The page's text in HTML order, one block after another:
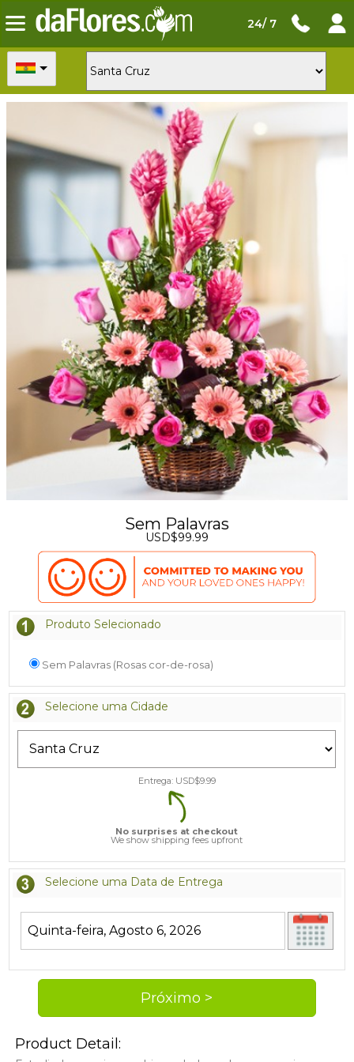
24/ 7
Sem Palavras
USD$99.99
Produto Selecionado
Sem Palavras (Rosas cor-de-rosa)
Selecione uma Cidade
Entrega: USD$9.99
No surprises at checkout
We show shipping fees upfront
Selecione uma Data de Entrega
Product Detail: